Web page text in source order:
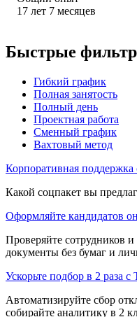
17 лет 7 месяцев
Быстрые
Гибкий график
Полная занятость
Полный день
Проектная работа
Сменный график
Вахтовый метод
Корпоративная поддержка
Какой соцпакет вы
Оформляйте кандидатов
Проверяйте сотрудников
документы без бумаг и
Ускорьте подбор в 2 раза с
Автоматизируйте сбор
собирайте аналитику в 2